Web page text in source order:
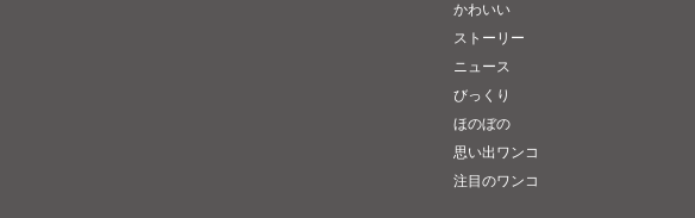
かわいい
ストーリー
ニュース
びっくり
ほのぼの
思い出ワンコ
注目のワンコ